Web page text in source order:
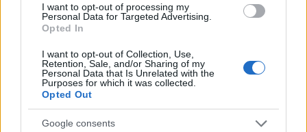
I want to opt-out of processing my
Personal Data for Targeted Advertising.
Opted In
I want to opt-out of Collection, Use,
Retention, Sale, and/or Sharing of my
Personal Data that Is Unrelated with the
Purposes for which it was collected.
Opted Out
Google consents
Βόλος ΝΠΣ:Παπαθανασίου, Αμπάντα, Μύγας,
Γρόσδης, Λυκουρίνος, Κόμπα, Μαρτίνεζ (Κύρκος
37'), Γκονζάλες, Χουάνπι (Βαϊνόπουλος 72'),
Λάμπρου, Ουρτάδο (Λεγκίσι 80')
Η βαθμολογία